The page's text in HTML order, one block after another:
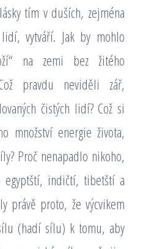
tím v duších, zejména
vytváří. Jak by mohlo
na zemi bez žitého
pravdu neviděli zář,
čistých lidí? Což si
množství energie života,
Proč nenapadlo nikoho,
egyptští, indičtí, tibetští a
právě proto, že výcvikem
(hadí sílu) k tomu, aby